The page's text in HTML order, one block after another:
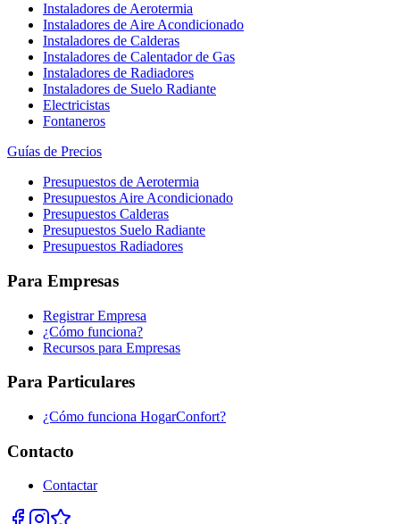
Instaladores de Aerotermia
Instaladores de Aire Acondicionado
Instaladores de Calderas
Instaladores de Calentador de Gas
Instaladores de Radiadores
Instaladores de Suelo Radiante
Electricistas
Fontaneros
Guías de Precios
Presupuestos de Aerotermia
Presupuestos Aire Acondicionado
Presupuestos Calderas
Presupuestos Suelo Radiante
Presupuestos Radiadores
Para Empresas
Registrar Empresa
¿Cómo funciona?
Recursos para Empresas
Para Particulares
¿Cómo funciona HogarConfort?
Contacto
Contactar